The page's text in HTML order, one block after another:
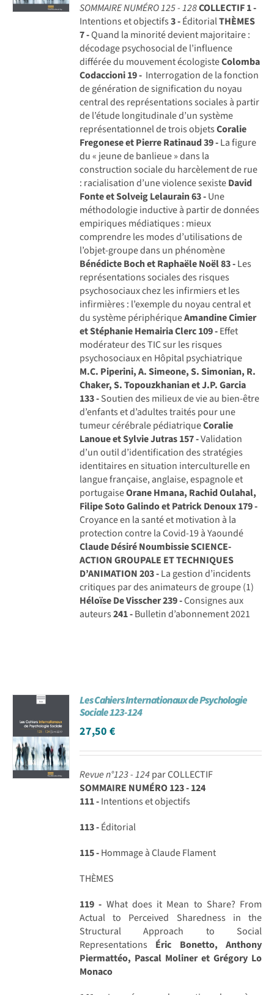
SOMMAIRE NUMÉRO 125 - 128COLLECTIF1 -
Intentions et objectifs3 -ÉditorialTHÈMES
7 -Quand la minorité devient majoritaire :
décodage psychosocial de l’influence
différée du mouvement écologisteColomba
Codaccioni19 - Interrogation de la fonction
de génération de signification du noyau
central des représentations sociales à partir
de l’étude longitudinale d’un système
représentationnel de trois objetsCoralie
Fregonese et Pierre Ratinaud39 -La figure
du « jeune de banlieue » dans la
construction sociale du harcèlement de rue
: racialisation d’une violence sexisteDavid
Fonte et Solveig Lelaurain63 -Une
méthodologie inductive à partir de données
empiriques médiatiques : mieux
comprendre les modes d’utilisations de
l’objet-groupe dans un phénomène
Bénédicte Boch et Raphaële Noël83 -Les
représentations sociales des risques
psychosociaux chez les infirmiers et les
infirmières : l’exemple du noyau central et
du système périphériqueAmandine Cimier
et Stéphanie Hemairia Clerc109 -Effet
modérateur des TIC sur les risques
psychosociaux en Hôpital psychiatrique
M.C. Piperini, A. Simeone, S. Simonian, R.
Chaker, S. Topouzkhanian et J.P. Garcia
133 -Soutien des milieux de vie au bien-être
d’enfants et d’adultes traités pour une
tumeur cérébrale pédiatriqueCoralie
Lanoue et Sylvie Jutras157 -Validation
d’un outil d’identification des stratégies
identitaires en situation interculturelle en
langue française, anglaise, espagnole et
portugaiseOrane Hmana, Rachid Oulahal,
Filipe Soto Galindo et Patrick Denoux179 -
Croyance en la santé et motivation à la
protection contre la Covid-19 à Yaoundé
Claude Désiré NoumbissieSCIENCE-
ACTION GROUPALE ET TECHNIQUES
D’ANIMATION203 -La gestion d’incidents
critiques par des animateurs de groupe (1)
Héloïse De Visscher239 -Consignes aux
auteurs241 -Bulletin d’abonnement 2021
Les Cahiers Internationaux de Psychologie
Sociale 123-124
27,50€
Revue n°123 - 124par COLLECTIF
SOMMAIRE NUMÉRO 123 - 124
111 -Intentions et objectifs
113 -Éditorial
115 -Hommage à Claude Flament
THÈMES
119 - What does it Mean to Share? From
Actual to Perceived Sharedness in the
Structural Approach to Social
Representations Éric Bonetto, Anthony
Piermattéo, Pascal Moliner et Grégory Lo
Monaco